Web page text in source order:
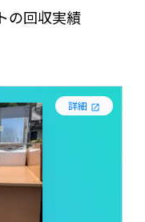
の回収実績
詳細